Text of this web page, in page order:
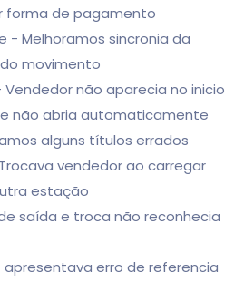
forma de pagamento
- Melhoramos sincronia da
movimento
Vendedor não aparecia no inicio
não abria automaticamente
alguns títulos errados
Trocava vendedor ao carregar
estação
saída e troca não reconhecia
apresentava erro de referencia